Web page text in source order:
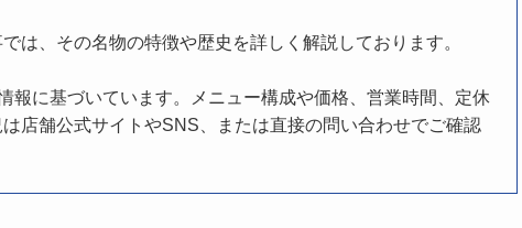
は、その名物の特徴や歴史を詳しく解説しております。
報に基づいています。メニュー構成や価格、営業時間、定休
店舗公式サイトやSNS、または直接の問い合わせでご確認